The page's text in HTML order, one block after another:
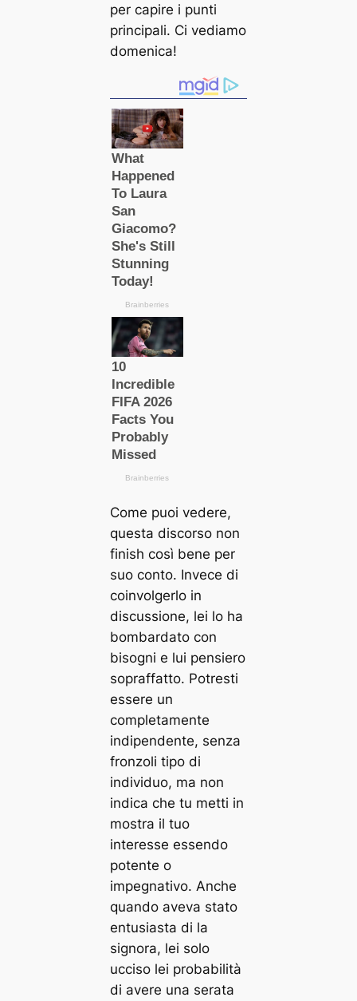
per capire i punti
principali. Ci vediamo
domenica!
Come puoi vedere,
questa discorso non
finish così bene per
suo conto. Invece di
coinvolgerlo in
discussione, lei lo ha
bombardato con
bisogni e lui pensiero
sopraffatto. Potresti
essere un
completamente
indipendente, senza
fronzoli tipo di
individuo, ma non
indica che tu metti in
mostra il tuo
interesse essendo
potente o
impegnativo. Anche
quando aveva stato
entusiasta di la
signora, lei solo
ucciso lei probabilità
di avere una serata